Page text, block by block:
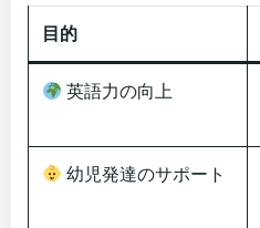
目的
英語力の向上
幼児発達のサポート